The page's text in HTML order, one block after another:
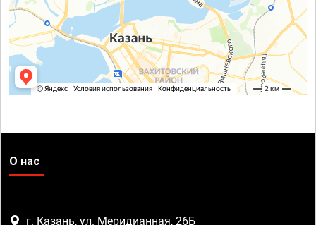
О нас
г. Казань, ул. Меридианная, 26Б